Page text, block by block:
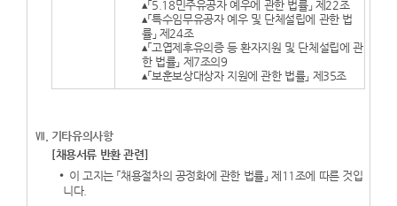
▴「5.18민주유공자 예우에 관한 법률」 제22조
▴「특수임무유공자 예우 및 단체설립에 관한 법
률」 제24조
▴「고엽제후유의증 등 환자지원 및 단체설립에 관
한 법률」 제7조의9
▴「보훈보상대상자 지원에 관한 법률」 제35조
Ⅶ. 기타유의사항
[채용서류 반환 관련]
이 고지는 「채용절차의 공정화에 관한 법률」 제11조에 따른 것입
니다.